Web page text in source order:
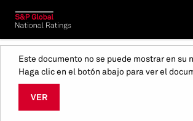
Este documento no se puede mostrar en su
Haga clic en el botón abajo para ver el
VER